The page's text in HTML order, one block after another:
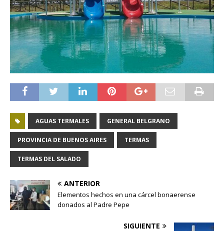
AGUAS TERMALES GENERAL BELGRANO
PROVINCIA DE BUENOS AIRES TERMAS
TERMAS DEL SALADO
ANTERIOR
Elementos hechos en una cárcel bonaerense
donados al Padre Pepe
SIGUIENTE